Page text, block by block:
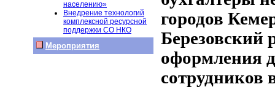
населению»
Внедрение технологий
комплексной ресурсной
поддержки СО НКО
Мероприятия
городов
Березовский
оформления
сотрудников